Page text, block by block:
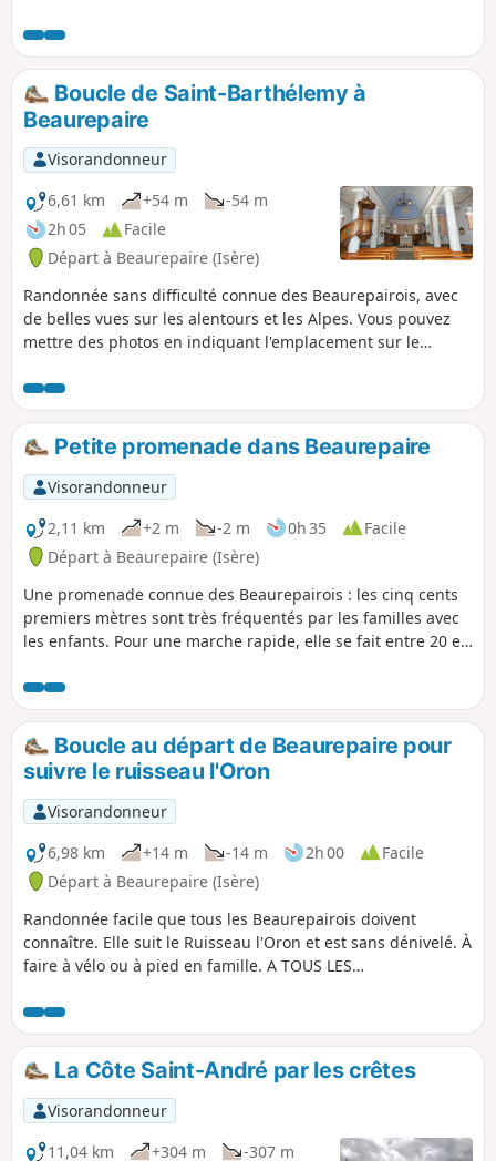
Vercors.
Boucle de Saint-Barthélemy à
Beaurepaire
Visorandonneur
6,61 km
+54 m
-54 m
2h 05
Facile
Départ à Beaurepaire (Isère)
Randonnée sans difficulté connue des Beaurepairois, avec
de belles vues sur les alentours et les Alpes. Vous pouvez
mettre des photos en indiquant l'emplacement sur le
Petite promenade dans Beaurepaire
Visorandonneur
2,11 km
+2 m -2 m 0h 35
Facile
Départ à Beaurepaire (Isère)
Une promenade connue des Beaurepairois : les cinq cents
premiers mètres sont très fréquentés par les familles avec
les enfants. Pour une marche rapide, elle se fait entre 20 et
compter 30 à 40 mn.
Boucle au départ de Beaurepaire pour
suivre le ruisseau l'Oron
Visorandonneur
6,98 km
+14 m -14 m 2h 00
Facile
Départ à Beaurepaire (Isère)
Randonnée facile que tous les Beaurepairois doivent
connaître. Elle suit le Ruisseau l'Oron et est sans dénivelé. À
faire à vélo ou à pied en famille. A TOUS LES
vous pouvez mettre des photos en indiquant l'emplacement
sur le circuit.
La Côte Saint-André par les crêtes
Visorandonneur
11,04 km
+304 m -307 m